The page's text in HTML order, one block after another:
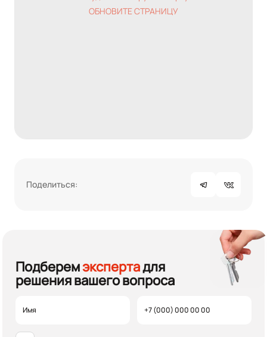
ОБНОВИТЕ СТРАНИЦУ
Поделиться:
Подберемэкспертадля
решения вашего вопроса